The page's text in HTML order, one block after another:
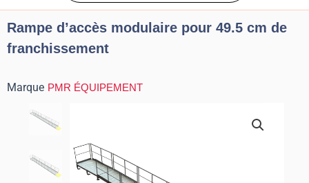
Rampe d’accès modulaire pour 49.5 cm de
franchissement
Marque PMR ÉQUIPEMENT